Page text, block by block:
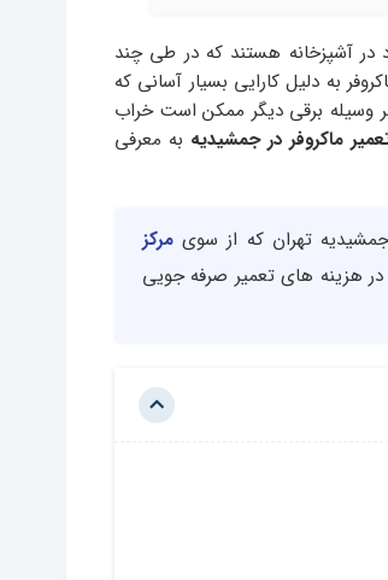
در آشپزخانه هستند که در طی چند
به دلیل کارایی بسیار آسانی که
هر وسیله برقی دیگر ممکن است خراب
ماکروفر در جمشیدیه به معرفی
جمشیدیه تهران که از سوی مرکز
می شود، می توانید تا 75% در هزینه های تعمیر صرفه جویی